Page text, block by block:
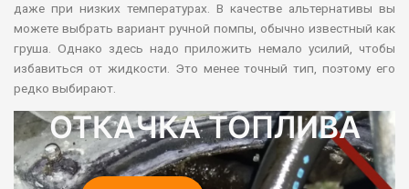
даже при низких температурах. В качестве альтернативы вы
можете выбрать вариант ручной помпы, обычно известный как
груша. Однако здесь надо приложить немало усилий, чтобы
избавиться от жидкости. Это менее точный тип, поэтому его
редко выбирают.
ОТКАЧКА ТОПЛИВА